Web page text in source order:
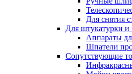
Для снятия
Для штукатурки и
Аппараты
Шпатели
Сопутствующие